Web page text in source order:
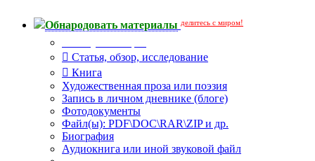
Обнародовать материалы делитесь с миром!
Статья, обзор, исследование
Книга
Художественная проза или поэзия
Запись в личном дневнике (блоге)
Фотодокументы
Файл(ы): PDF\DOC\RAR\ZIP и др.
Биография
Аудиокнига или иной звуковой файл